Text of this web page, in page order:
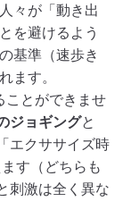
々が「動き出
を避けるよう
基準（速歩き
ます。
ことができませ
ジョギングと
エクササイズ時
す（どちらも
刺激は全く異な